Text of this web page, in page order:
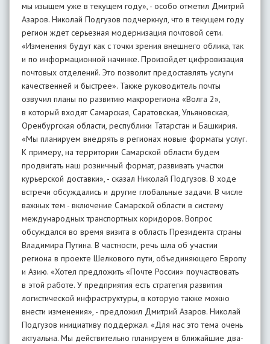
мы изыщем уже в текущем году», - особо отметил Дмитрий
Азаров. Николай Подгузов подчеркнул, что в текущем году
регион ждет серьезная модернизация почтовой сети.
«Изменения будут как с точки зрения внешнего облика, так
и по информационной начинке. Произойдет цифровизация
почтовых отделений. Это позволит предоставлять услуги
качественней и быстрее». Также руководитель почты
озвучил планы по развитию макрорегиона «Волга 2»,
в который входят Самарская, Саратовская, Ульяновская,
Оренбургская области, республики Татарстан и Башкирия.
«Мы планируем внедрять в регионах новые форматы услуг.
К примеру, на территории Самарской области будем
продвигать наш розничный формат, развивать участки
курьерской доставки», - сказал Николай Подгузов. В ходе
встречи обсуждались и другие глобальные задачи. В числе
важных тем - включение Самарской области в систему
международных транспортных коридоров. Вопрос
обсуждался во время визита в область Президента страны
Владимира Путина. В частности, речь шла об участии
региона в проекте Шелкового пути, объединяющего Европу
и Азию. «Хотел предложить «Почте России» поучаствовать
в этой работе. У предприятия есть стратегия развития
логистической инфраструктуры, в которую также можно
внести изменения», - предложил Дмитрий Азаров. Николай
Подгузов инициативу поддержал. «Для нас это тема очень
актуальна. Мы действительно планируем в ближайшие два-